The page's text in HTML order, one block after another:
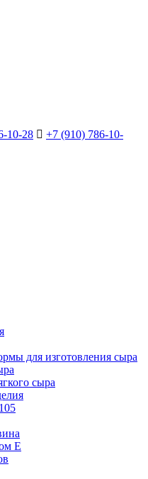
10-28
+7 (910) 786-10-
для изготовления сыра
сыра
Е